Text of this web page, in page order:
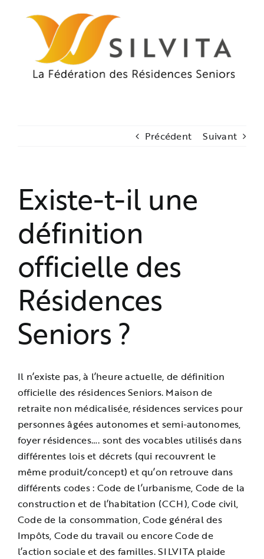
Précédent Suivant
Existe-t-il une
définition
officielle des
Résidences
Seniors ?
Il n’existe pas, à l’heure actuelle, de définition
officielle des résidences Seniors. Maison de
retraite non médicalisée, résidences services pour
personnes âgées autonomes et semi-autonomes,
foyer résidences…. sont des vocables utilisés dans
différentes lois et décrets (qui recouvrent le
même produit/concept) et qu’on retrouve dans
différents codes : Code de l’urbanisme, Code de la
construction et de l’habitation (CCH), Code civil,
Code de la consommation, Code général des
Impôts, Code du travail ou encore Code de
l’action sociale et des familles.SILVITA plaide